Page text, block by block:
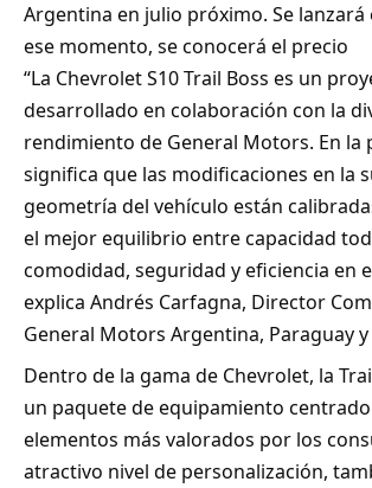
Argentina en julio próximo. Se lanzará
ese momento, se conocerá el precio
“La Chevrolet S10 Trail Boss es un
desarrollado en colaboración con la
rendimiento de General Motors. En la
significa que las modificaciones en la
geometría del vehículo están
el mejor equilibrio entre capacidad
comodidad, seguridad y eficiencia en
explica Andrés Carfagna, Director
General Motors Argentina, Paraguay
Dentro de la gama de Chevrolet, la
un paquete de equipamiento
elementos más valorados por los
atractivo nivel de personalización,